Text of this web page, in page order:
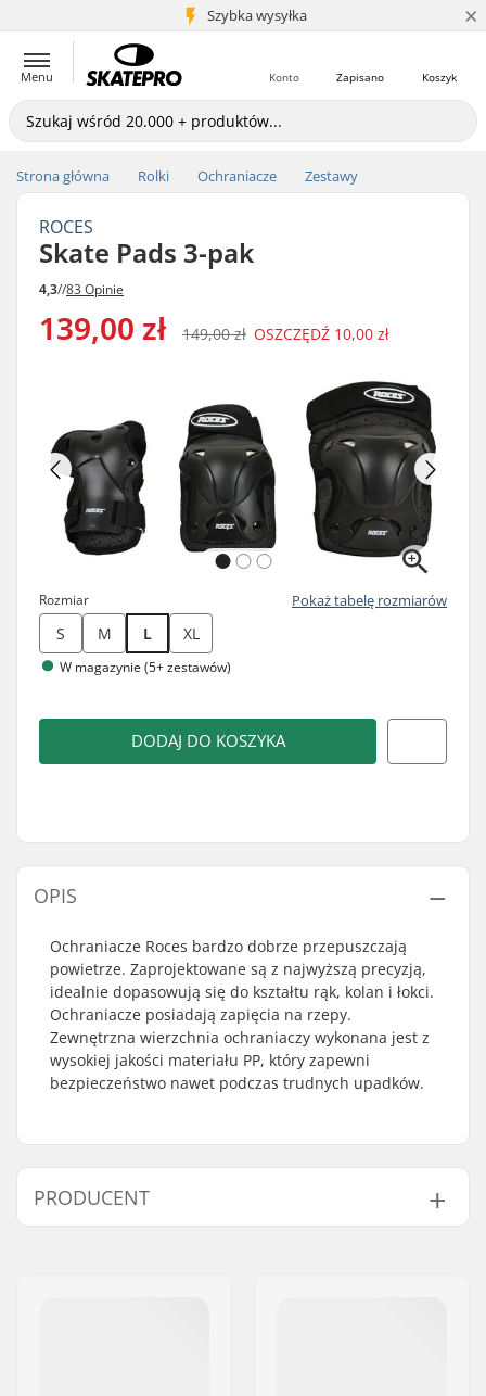
Szybka wysyłka
5+ mln klientów ×
Menu Koszyk
Zapisano
Konto
Strona główna Rolki Ochraniacze Zestawy
ROCES
Skate Pads 3-pak
4,3//83 Opinie
139,00 zł 149,00 zł OSZCZĘDŹ 10,00 zł
Rozmiar Pokaż tabelę rozmiarów
S M L XL
W magazynie (5+ zestawów)
DODAJ DO KOSZYKA
OPIS
Ochraniacze Roces bardzo dobrze przepuszczają
powietrze. Zaprojektowane są z najwyższą precyzją,
idealnie dopasowują się do kształtu rąk, kolan i łokci.
Ochraniacze posiadają zapięcia na rzepy.
Zewnętrzna wierzchnia ochraniaczy wykonana jest z
wysokiej jakości materiału PP, który zapewni
bezpieczeństwo nawet podczas trudnych upadków.
PRODUCENT